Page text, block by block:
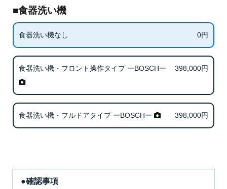
■食器洗い機
食器洗い機なし 0円
食器洗い機・フロント操作タイプ ーBOSCHー 398,000円
食器洗い機・フルドアタイプ ーBOSCHー 398,000円
●確認事項